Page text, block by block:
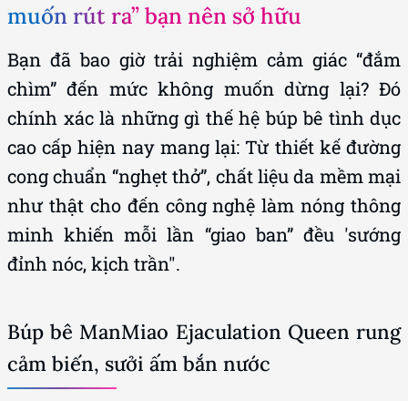
muốn rút ra” bạn nên sở hữu
Bạn đã bao giờ trải nghiệm cảm giác “đắm
chìm” đến mức không muốn dừng lại? Đó
chính xác là những gì thế hệ búp bê tình dục
cao cấp hiện nay mang lại: Từ thiết kế đường
cong chuẩn “nghẹt thở”, chất liệu da mềm mại
như thật cho đến công nghệ làm nóng thông
minh khiến mỗi lần “giao ban” đều 'sướng
đỉnh nóc, kịch trần".
Búp bê ManMiao Ejaculation Queen rung
cảm biến, sưởi ấm bắn nước